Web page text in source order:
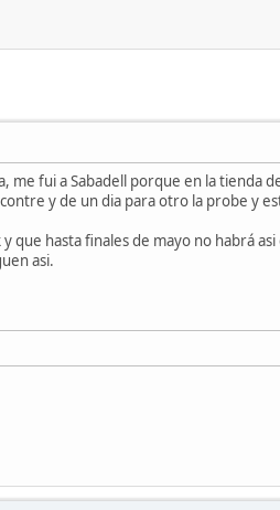
me fui a Sabadell porque en la tienda
y de un dia para otro la probe y
hasta finales de mayo no habrá
asi.